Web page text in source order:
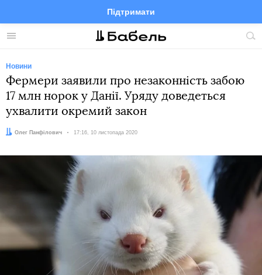
Меню
Підтримати
FacebookTelegramTwitter
Новини
Фермери заявили про незаконність забою
17 млн норок у Данії. Уряду доведеться
ухвалити окремий закон
Автор:
Олег Панфілович Дата:
17:16, 10 листопада 2020